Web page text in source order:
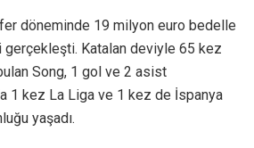
döneminde 19 milyon euro bedelle
gerçekleşti. Katalan deviyle 65 kez
Song, 1 gol ve 2 asist
1 kez La Liga ve 1 kez de İspanya
yaşadı.